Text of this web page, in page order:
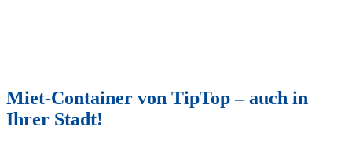
Miet-Container von TipTop – auch in
Ihrer Stadt!